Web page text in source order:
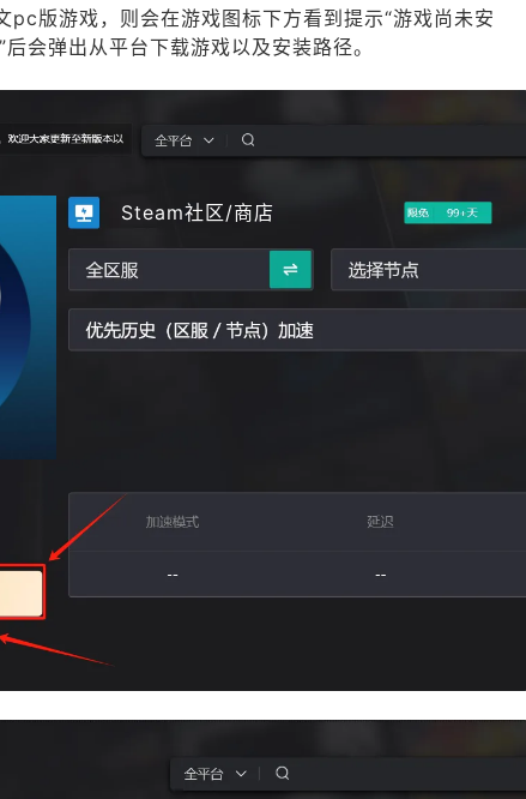
版游戏，则会在游戏图标下方看到提示“游戏尚未安
会弹出从平台下载游戏以及安装路径。
Steam社区/商店